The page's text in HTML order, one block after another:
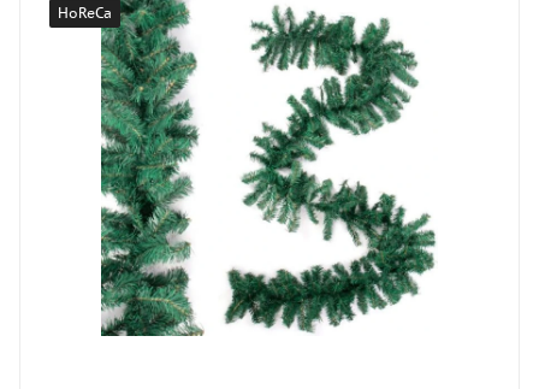
HoReCa